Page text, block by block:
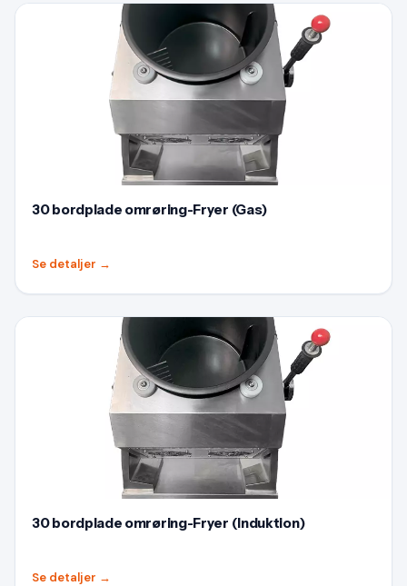
30 bordplade omrøring-Fryer (Gas)
Se detaljer →
30 bordplade omrøring-Fryer (Induktion)
Se detaljer →